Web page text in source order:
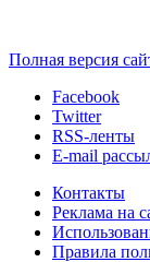
Полная версия
Facebook
Twitter
RSS-ленты
E-mail
Контакты
Реклама на
Правила